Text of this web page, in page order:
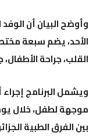
وأوضح البيان أن
الأحد، يضم سبعة
القلب، جراحة
ويشمل البرنامج
موجهة لطفل، خلال
بين الفرق الطبية